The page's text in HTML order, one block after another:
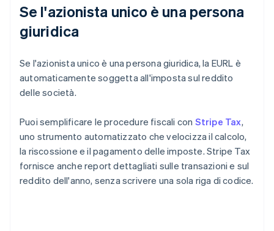
Se l'azionista unico è una persona
giuridica
Se l'azionista unico è una persona giuridica, la EURL è
automaticamente soggetta all'imposta sul reddito
delle società.
Puoi semplificare le procedure fiscali con Stripe Tax,
uno strumento automatizzato che velocizza il calcolo,
la riscossione e il pagamento delle imposte. Stripe Tax
fornisce anche report dettagliati sulle transazioni e sul
reddito dell'anno, senza scrivere una sola riga di codice.